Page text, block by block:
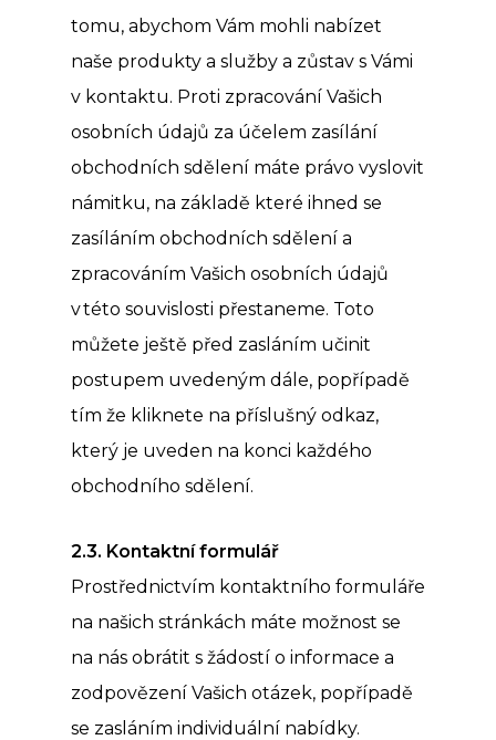
tomu, abychom Vám mohli nabízet
naše produkty a služby a zůstav s Vámi
v kontaktu. Proti zpracování Vašich
osobních údajů za účelem zasílání
obchodních sdělení máte právo vyslovit
námitku, na základě které ihned se
zasíláním obchodních sdělení a
zpracováním Vašich osobních údajů
v této souvislosti přestaneme. Toto
můžete ještě před zasláním učinit
postupem uvedeným dále, popřípadě
tím že kliknete na příslušný odkaz,
který je uveden na konci každého
obchodního sdělení.
2.3. Kontaktníformulář
Prostřednictvím kontaktního formuláře
na našich stránkách máte možnost se
na nás obrátit s žádostí o informace a
zodpovězení Vašich otázek, popřípadě
se zasláním individuální nabídky.